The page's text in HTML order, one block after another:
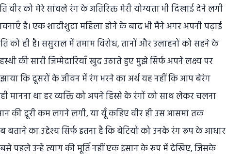
वीर को मेरे सांवले रंग के अतिरिक्त मेरी योग्यता भी दिखाई देने लगी
हैं। एक शादीशुदा महिला होने के बाद भी मैंने अगर अपनी पढ़ाई
को ही है। ससुराल में तमाम विरोध, तानों और उलाहनों को सहने के
की सारी जिम्मेदारियाँ खुद उठाते हुए मुझे सिर्फ अपने लक्ष्य पर
कि दूसरों के जीवन में रंग भरने का अर्थ यह नहीं कि आप बेरंग
मानना था हर व्यक्ति को अपने हिस्से के रंगों को साथ लेकर चलना
की दूरी कम लगने लगी, या यूँ कहिए वीर ही उस आसमां तक
का उद्देश्य सिर्फ इतना है कि बेटियों को उनके रंग रूप के आधार
पहले उन्हें त्याग की मूर्ति नहीं एक इंसान के रूप में देखिए, जिसके